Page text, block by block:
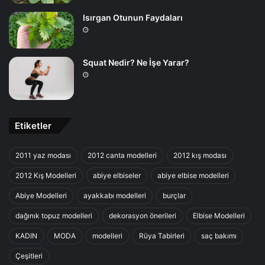
Isırgan Otunun Faydaları
Squat Nedir? Ne İşe Yarar?
Etiketler
2011 yaz modası 2012 canta modelleri 2012 kış modası
2012 Kış Modelleri abiye elbiseler abiye elbise modelleri
Abiye Modelleri ayakkabı modelleri burçlar
dağınık topuz modelleri dekorasyon önerileri Elbise Modelleri
KADIN MODA modelleri Rüya Tabirleri saç bakımı
Çeşitleri